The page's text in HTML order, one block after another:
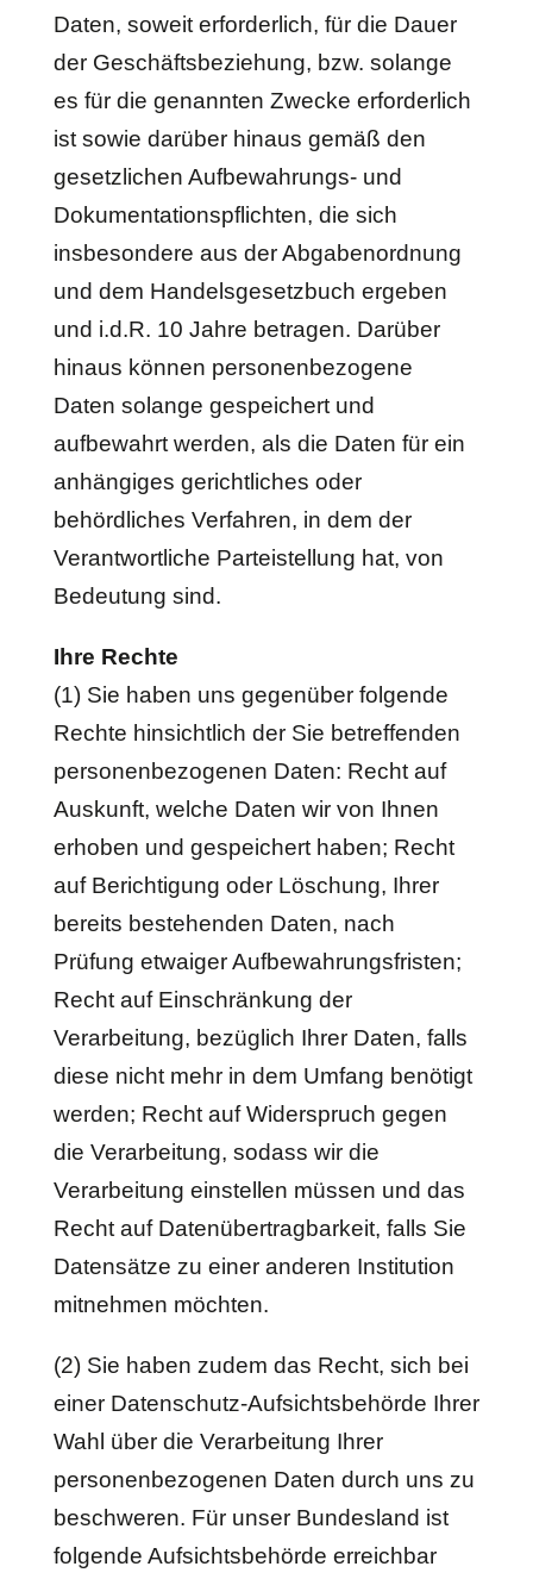
Daten, soweit erforderlich, für die Dauer
der Geschäftsbeziehung, bzw. solange
es für die genannten Zwecke erforderlich
ist sowie darüber hinaus gemäß den
gesetzlichen Aufbewahrungs- und
Dokumentationspflichten, die sich
insbesondere aus der Abgabenordnung
und dem Handelsgesetzbuch ergeben
und i.d.R. 10 Jahre betragen. Darüber
hinaus können personenbezogene
Daten solange gespeichert und
aufbewahrt werden, als die Daten für ein
anhängiges gerichtliches oder
behördliches Verfahren, in dem der
Verantwortliche Parteistellung hat, von
Bedeutung sind.
Ihre Rechte
(1) Sie haben uns gegenüber folgende
Rechte hinsichtlich der Sie betreffenden
personenbezogenen Daten: Recht auf
Auskunft, welche Daten wir von Ihnen
erhoben und gespeichert haben; Recht
auf Berichtigung oder Löschung, Ihrer
bereits bestehenden Daten, nach
Prüfung etwaiger Aufbewahrungsfristen;
Recht auf Einschränkung der
Verarbeitung, bezüglich Ihrer Daten, falls
diese nicht mehr in dem Umfang benötigt
werden; Recht auf Widerspruch gegen
die Verarbeitung, sodass wir die
Verarbeitung einstellen müssen und das
Recht auf Datenübertragbarkeit, falls Sie
Datensätze zu einer anderen Institution
mitnehmen möchten.
(2) Sie haben zudem das Recht, sich bei
einer Datenschutz-Aufsichtsbehörde Ihrer
Wahl über die Verarbeitung Ihrer
personenbezogenen Daten durch uns zu
beschweren. Für unser Bundesland ist
folgende Aufsichtsbehörde erreichbar